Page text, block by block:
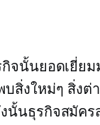
กิจนั้นยอดเยี่ยม
สิ่งใหม่ๆ สิ่งต่า
นธุรกิจสมัคร